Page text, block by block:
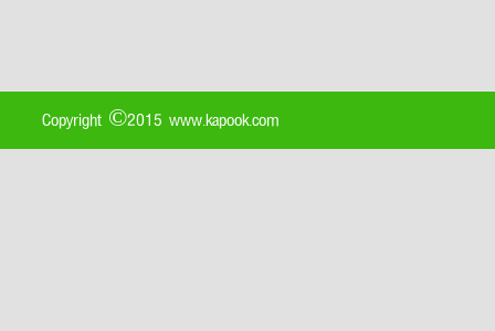
Copyright ©2015 www.kapook.com